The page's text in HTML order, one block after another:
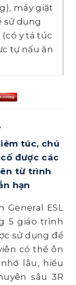
máy giặt
sử dụng
y tá túc
tự nấu ăn
túc, chú
được các
từ trình
hạn
General ESL
5 giáo trình
sử dụng để
có thể ôn
lâu, hiểu
sâu 3R